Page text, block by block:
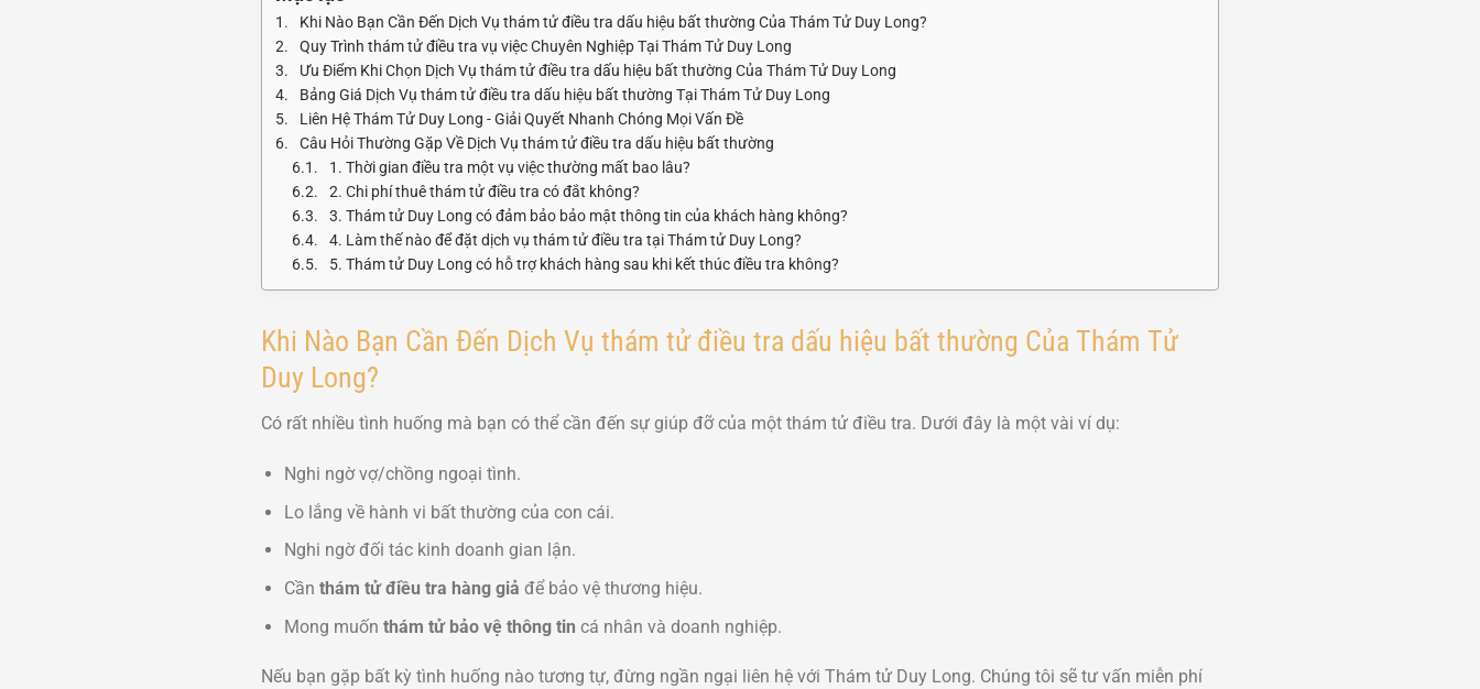
Khi Nào Bạn Cần Đến Dịch Vụ thám tử điều tra dấu hiệu bất thường Của Thám Tử Duy Long?
Quy Trình thám tử điều tra vụ việc Chuyên Nghiệp Tại Thám Tử Duy Long
Ưu Điểm Khi Chọn Dịch Vụ thám tử điều tra dấu hiệu bất thường Của Thám Tử Duy Long
Bảng Giá Dịch Vụ thám tử điều tra dấu hiệu bất thường Tại Thám Tử Duy Long
Liên Hệ Thám Tử Duy Long - Giải Quyết Nhanh Chóng Mọi Vấn Đề
Câu Hỏi Thường Gặp Về Dịch Vụ thám tử điều tra dấu hiệu bất thường
1. Thời gian điều tra một vụ việc thường mất bao lâu?
2. Chi phí thuê thám tử điều tra có đắt không?
3. Thám tử Duy Long có đảm bảo bảo mật thông tin của khách hàng không?
4. Làm thế nào để đặt dịch vụ thám tử điều tra tại Thám tử Duy Long?
5. Thám tử Duy Long có hỗ trợ khách hàng sau khi kết thúc điều tra không?
Khi Nào Bạn Cần Đến Dịch Vụ thám tử điều tra dấu hiệu bất thường Của Thám Tử
Duy Long?
Có rất nhiều tình huống mà bạn có thể cần đến sự giúp đỡ của một thám tử điều tra. Dưới đây là một vài ví dụ:
Nghi ngờ vợ/chồng ngoại tình.
Lo lắng về hành vi bất thường của con cái.
Nghi ngờ đối tác kinh doanh gian lận.
Cần thám tử điều tra hàng giả để bảo vệ thương hiệu.
Mong muốn thám tử bảo vệ thông tin cá nhân và doanh nghiệp.
Nếu bạn gặp bất kỳ tình huống nào tương tự, đừng ngần ngại liên hệ với Thám tử Duy Long. Chúng tôi sẽ tư vấn miễn phí